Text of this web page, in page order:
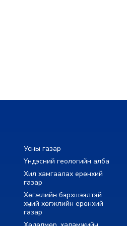
Усны газар
Үндэсний геологийн алба
Хил хамгаалах ерөнхий
газар
Хөгжлийн бэрхшээлтэй
хүний хөгжлийн ерөнхий
газар